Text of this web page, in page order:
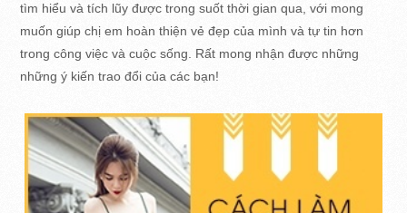
tìm hiểu và tích lũy được trong suốt thời gian qua, với mong
muốn giúp chị em hoàn thiện vẻ đẹp của mình và tự tin hơn
trong công việc và cuộc sống. Rất mong nhận được những
những ý kiến trao đổi của các bạn!